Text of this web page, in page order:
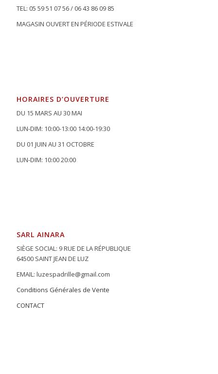
TEL: 05 59 51 07 56 / 06 43 86 09 85
MAGASIN OUVERT EN PÉRIODE ESTIVALE
HORAIRES D’OUVERTURE
DU 15 MARS AU 30 MAI
LUN-DIM: 10:00-13:00 14:00-19:30
DU 01 JUIN AU 31 OCTOBRE
LUN-DIM: 10:00 20:00
SARL AINARA
SIÈGE SOCIAL: 9 RUE DE LA RÉPUBLIQUE
64500 SAINT JEAN DE LUZ
EMAIL: luzespadrille@gmail.com
Conditions Générales de Vente
CONTACT